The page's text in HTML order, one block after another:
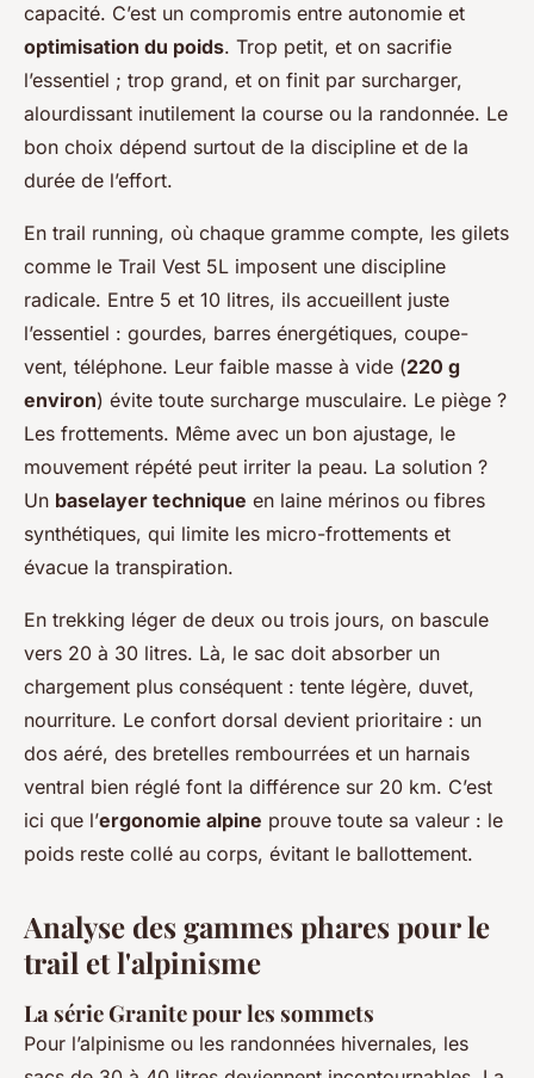
capacité. C’est un compromis entre autonomie et
optimisation du poids. Trop petit, et on sacrifie
l’essentiel ; trop grand, et on finit par surcharger,
alourdissant inutilement la course ou la randonnée. Le
bon choix dépend surtout de la discipline et de la
durée de l’effort.
En trail running, où chaque gramme compte, les gilets
comme le Trail Vest 5L imposent une discipline
radicale. Entre 5 et 10 litres, ils accueillent juste
l’essentiel : gourdes, barres énergétiques, coupe-
vent, téléphone. Leur faible masse à vide (220 g
environ) évite toute surcharge musculaire. Le piège ?
Les frottements. Même avec un bon ajustage, le
mouvement répété peut irriter la peau. La solution ?
Un baselayer technique en laine mérinos ou fibres
synthétiques, qui limite les micro-frottements et
évacue la transpiration.
En trekking léger de deux ou trois jours, on bascule
vers 20 à 30 litres. Là, le sac doit absorber un
chargement plus conséquent : tente légère, duvet,
nourriture. Le confort dorsal devient prioritaire : un
dos aéré, des bretelles rembourrées et un harnais
ventral bien réglé font la différence sur 20 km. C’est
ici que l’ergonomie alpine prouve toute sa valeur : le
poids reste collé au corps, évitant le ballottement.
Analyse des gammes phares pour le
trail et l'alpinisme
La série Granite pour les sommets
Pour l’alpinisme ou les randonnées hivernales, les